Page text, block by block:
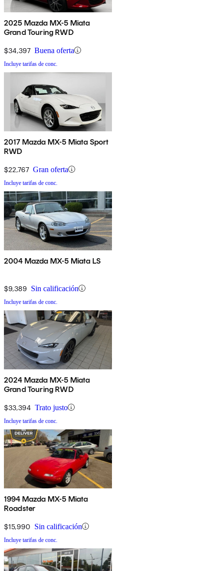
2025 Mazda MX-5 Miata
Grand Touring RWD
$34,397 Buena oferta
Incluye tarifas de conc.
2017 Mazda MX-5 Miata Sport
RWD
$22,767 Gran oferta
Incluye tarifas de conc.
2004 Mazda MX-5 Miata LS
$9,389 Sin calificación
Incluye tarifas de conc.
2024 Mazda MX-5 Miata
Grand Touring RWD
$33,394 Trato justo
Incluye tarifas de conc.
1994 Mazda MX-5 Miata
Roadster
$15,990 Sin calificación
Incluye tarifas de conc.